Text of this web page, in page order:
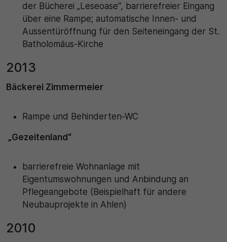
der Bücherei „Leseoase“, barrierefreier Eingang
über eine Rampe; automatische Innen- und
Aussentüröffnung für den Seiteneingang der St.
Batholomäus-Kirche
2013
Bäckerei Zimmermeier
Rampe und Behinderten-WC
„Gezeitenland“
barrierefreie Wohnanlage mit
Eigentumswohnungen und Anbindung an
Pflegeangebote (Beispielhaft für andere
Neubauprojekte in Ahlen)
2010
Name
SgCookieOptin.lastPreferences
Anbieter
Cookie Consent / Ahlen
Laufzeit
1 Jahr
Zweck
Unter anderem eine zufällig generierte ID, für die
historische Speicherung Ihrer vorgenommen
Einstellungen, falls der Webseiten-Betreiber dies
eingestellt hat.
Matomo
Laufzeit
Zweck
Name
Anbieter
Matomo
Laufzeit